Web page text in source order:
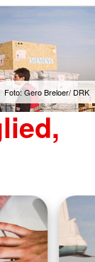
Foto: Gero Breloer/ DRK